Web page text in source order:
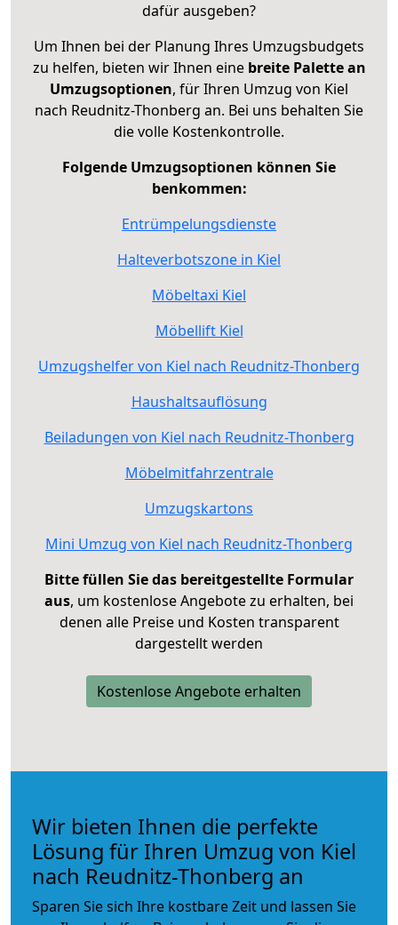
dafür ausgeben?
Um Ihnen bei der Planung Ihres Umzugsbudgets
zu helfen, bieten wir Ihnen eine breite Palette an
Umzugsoptionen, für Ihren Umzug von Kiel
nach Reudnitz-Thonberg an. Bei uns behalten Sie
die volle Kostenkontrolle.
Folgende Umzugsoptionen können Sie
benkommen:
Entrümpelungsdienste
Halteverbotszone in Kiel
Möbeltaxi Kiel
Möbellift Kiel
Umzugshelfer von Kiel nach Reudnitz-Thonberg
Haushaltsauflösung
Beiladungen von Kiel nach Reudnitz-Thonberg
Möbelmitfahrzentrale
Umzugskartons
Mini Umzug von Kiel nach Reudnitz-Thonberg
Bitte füllen Sie das bereitgestellte Formular
aus, um kostenlose Angebote zu erhalten, bei
denen alle Preise und Kosten transparent
dargestellt werden
Kostenlose Angebote erhalten
Wir bieten Ihnen die perfekte
Lösung für Ihren Umzug von Kiel
nach Reudnitz-Thonberg an
Sparen Sie sich Ihre kostbare Zeit und lassen Sie